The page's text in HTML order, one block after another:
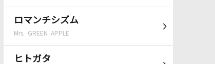
ロマンチシズム
Mrs. GREEN APPLE
ヒトガタ